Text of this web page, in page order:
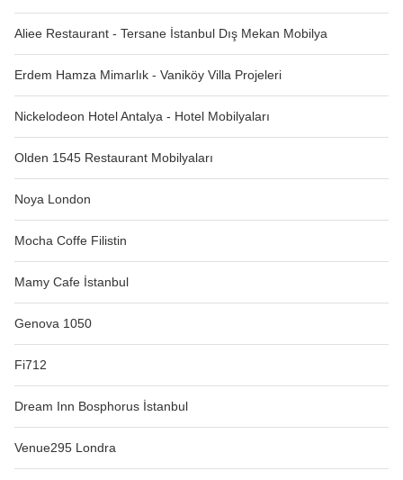
Aliee Restaurant - Tersane İstanbul Dış Mekan Mobilya
Erdem Hamza Mimarlık - Vaniköy Villa Projeleri
Nickelodeon Hotel Antalya - Hotel Mobilyaları
Olden 1545 Restaurant Mobilyaları
Noya London
Mocha Coffe Filistin
Mamy Cafe İstanbul
Genova 1050
Fi712
Dream Inn Bosphorus İstanbul
Venue295 Londra